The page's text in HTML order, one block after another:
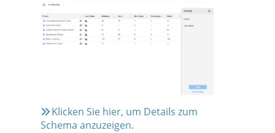
Klicken Sie hier, um Details zum
Schema anzuzeigen.